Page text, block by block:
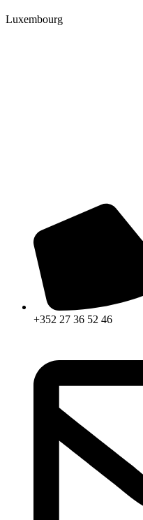
Luxembourg
+352 27 36 52 46